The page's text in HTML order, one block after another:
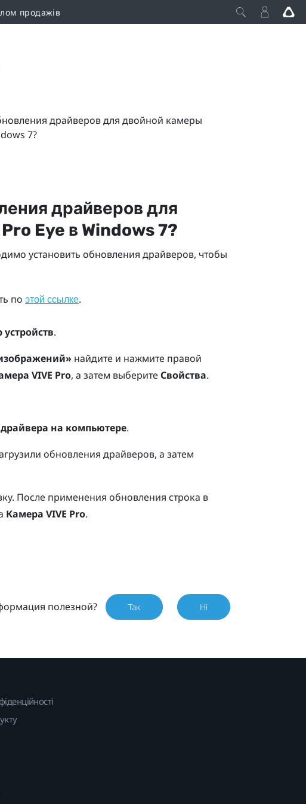
продажів
драйверов для двойной камеры
7?
драйверов для
Eye в Windows7?
установить обновления драйверов, чтобы
по этой ссылке.
.
найдите и нажмите правой
VIVE Pro, а затем выберите Свойства.
на компьютере.
обновления драйверов, а затем
После применения обновления строка в
Камера VIVE Pro.
полезной? Так Ні